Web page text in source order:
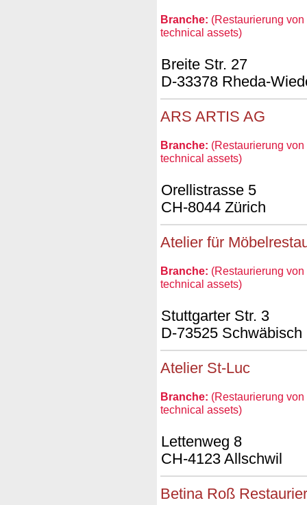
Branche: (Restaurierung
technical assets)
Breite Str. 27
D-33378 Rheda-
ARS ARTIS AG
Branche: (Restaurierung
technical assets)
Orellistrasse 5
CH-8044 Zürich
Atelier für
Branche: (Restaurierung
technical assets)
Stuttgarter Str. 3
D-73525 Schwäbisch
Atelier St-Luc
Branche: (Restaurierung
technical assets)
Lettenweg 8
CH-4123 Allschwil
Betina Roß